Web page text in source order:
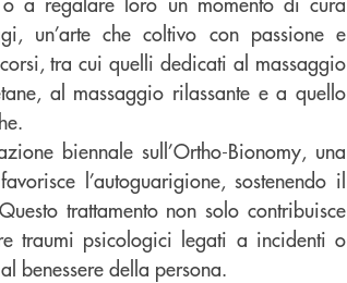
un’arte che coltivo con passione e
tra cui quelli dedicati al massaggio
al massaggio rilassante e a quello
biennale sull’Ortho-Bionomy, una
l’autoguarigione, sostenendo il
trattamento non solo contribuisce
traumi psicologici legati a incidenti o
benessere della persona.